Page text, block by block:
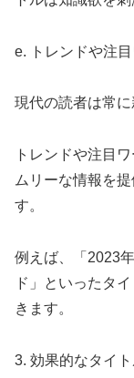
e. トレンドや注
現代の読者は常に
トレンドや注目
ムリーな情報を
す。
例えば、「2023
ド」といったタ
きます。
3. 効果的なタイ